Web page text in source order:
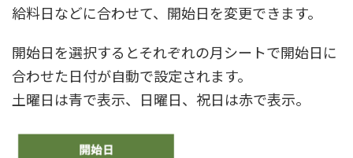
給料日などに合わせて、開始日を変更できます。
開始日を選択するとそれぞれの月シートで開始日に
合わせた日付が自動で設定されます。
土曜日は青で表示、日曜日、祝日は赤で表示。